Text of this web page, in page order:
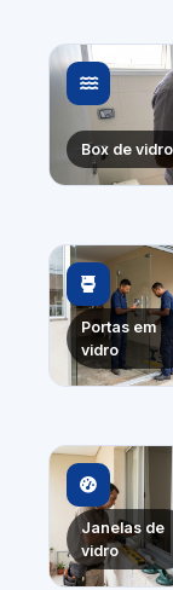
Box de vidro
Portas em
vidro
Janelas de
vidro